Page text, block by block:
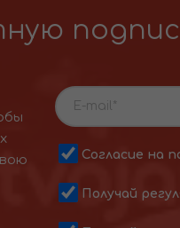
Согласие на
Получай